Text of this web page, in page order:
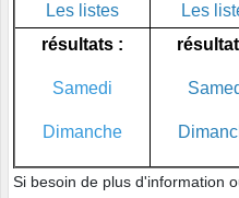
Les listes
Les
résultats :
Samedi
Dimanche
Si besoin de plus d'information